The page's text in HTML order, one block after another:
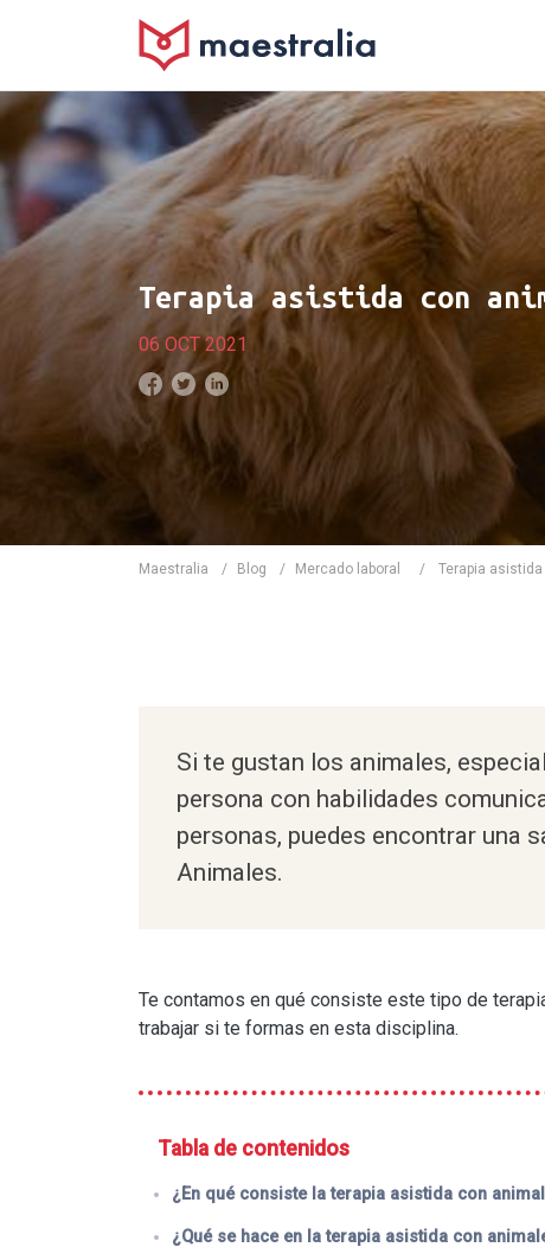
Terapia asistida con
06 OCT 2021
Maestralia / Blog / Mercado laboral / Terapia
Si te gustan los animales,
persona con habilidades
personas, puedes encontrar una
Animales.
Te contamos en qué consiste este tipo de
trabajar si te formas en esta disciplina.
Tabla de contenidos
¿En qué consiste la terapia asistida con
¿Qué se hace en la terapia asistida con